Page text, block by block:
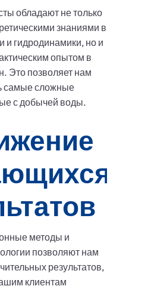
обладают не только
знаниями в
и гидродинамики, но и
опытом в
Это позволяет нам
самые сложные
с добычей воды.
методы и
позволяют нам
результатов,
клиентам